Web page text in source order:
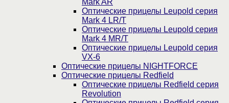
Оптические прицелы Leupold серия
Mark 4 LR/T
Оптические прицелы Leupold серия
Mark 4 MR/T
Оптические прицелы Leupold серия
VX-6
Оптические прицелы NIGHTFORCE
Оптические прицелы Redfield
Оптические прицелы Redfield серия
Revolution